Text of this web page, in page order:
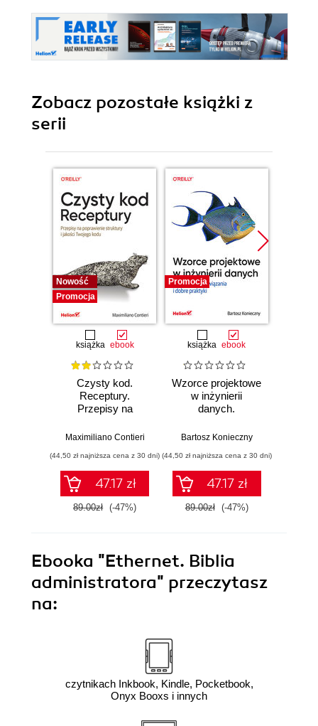
Zobacz pozostałe książki z
serii
Nowość
Promocja
książka ebook
Czysty kod.
Receptury.
Przepisy na
struktury i jakości
Maximiliano Contieri
(44,50 zł najniższa cena z 30 dni)
47.17 zł
89.00zł (-47%)
Promocja
książka ebook
Wzorce projektowe
w inżynierii
danych.
rozwiązania i dobre
Bartosz Konieczny
(44,50 zł najniższa cena z 30 dni)
47.17 zł
89.00zł (-47%)
Ebooka "Ethernet. Biblia
administratora" przeczytasz
na:
czytnikach Inkbook, Kindle, Pocketbook,
Onyx Booxs i innych